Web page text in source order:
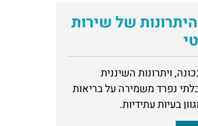
של שירות
ויתרונות השיננית
נפרד משמירה על בריאות
בעיות עתידיות.